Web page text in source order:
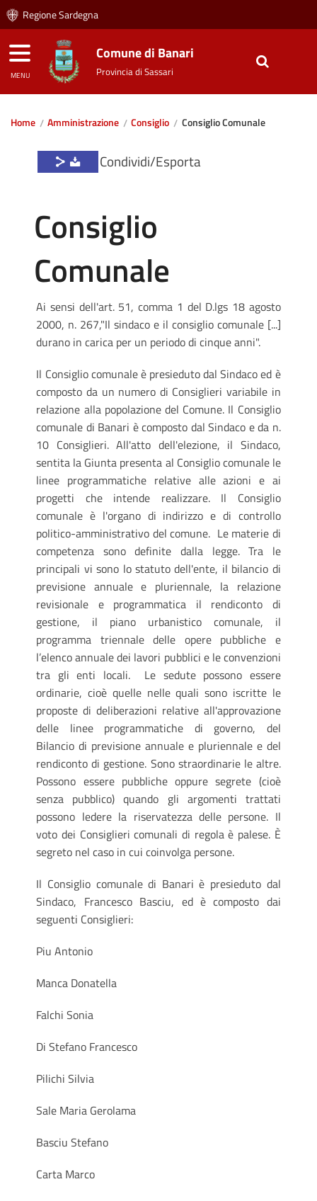
Regione Sardegna
MENU
Comune di Banari
Provincia di Sassari
Home Amministrazione Consiglio Consiglio Comunale
Condividi/Esporta
Consiglio
Comunale
Ai sensi dell'art. 51, comma 1 del D.lgs 18 agosto
2000, n. 267,"Il sindaco e il consiglio comunale [...]
durano in carica per un periodo di cinque anni".
Il Consiglio comunale è presieduto dal Sindaco ed è
composto da un numero di Consiglieri variabile in
relazione alla popolazione del Comune. Il Consiglio
comunale di Banari è composto dal Sindaco e da n.
10 Consiglieri. All'atto dell'elezione, il Sindaco,
sentita la Giunta presenta al Consiglio comunale le
linee programmatiche relative alle azioni e ai
progetti che intende realizzare. Il Consiglio
comunale è l'organo di indirizzo e di controllo
politico-amministrativo del comune. Le materie di
competenza sono definite dalla legge. Tra le
principali vi sono lo statuto dell'ente, il bilancio di
previsione annuale e pluriennale, la relazione
revisionale e programmatica il rendiconto di
gestione, il piano urbanistico comunale, il
programma triennale delle opere pubbliche e
l’elenco annuale dei lavori pubblici e le convenzioni
tra gli enti locali. Le sedute possono essere
ordinarie, cioè quelle nelle quali sono iscritte le
proposte di deliberazioni relative all'approvazione
delle linee programmatiche di governo, del
Bilancio di previsione annuale e pluriennale e del
rendiconto di gestione. Sono straordinarie le altre.
Possono essere pubbliche oppure segrete (cioè
senza pubblico) quando gli argomenti trattati
possono ledere la riservatezza delle persone. Il
voto dei Consiglieri comunali di regola è palese. È
segreto nel caso in cui coinvolga persone.
Il Consiglio comunale di Banari è presieduto dal
Sindaco, Francesco Basciu, ed è composto dai
seguenti Consiglieri:
Piu Antonio
Manca Donatella
Falchi Sonia
Di Stefano Francesco
Pilichi Silvia
Sale Maria Gerolama
Basciu Stefano
Carta Marco